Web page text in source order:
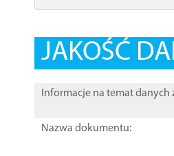
JAKOŚĆ
Informacje na temat danych
Nazwa dokumentu: